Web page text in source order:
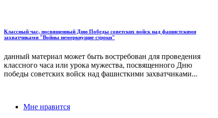
Классный час, посвященный Дню Победы советских войск над фашистскими
захватчиками "Войны немеркнущие строки"
данный материал может быть востребован для проведения
классного часа или урока мужества, посвященного Дню
победы советских войск над фашисткими захватчиками...
Мне нравится